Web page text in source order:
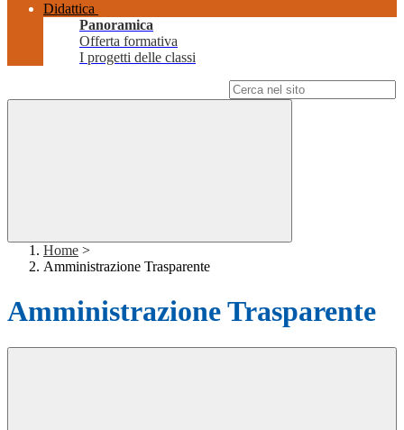
Didattica
Panoramica
Offerta formativa
I progetti delle classi
Home >
Amministrazione Trasparente
Amministrazione Trasparente